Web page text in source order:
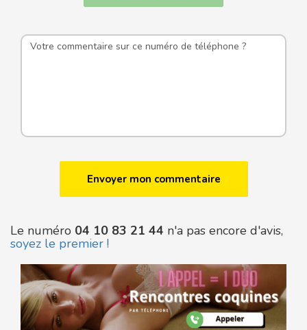
Le numéro 04 10 83 21 44 n'a pas encore d'avis,
soyez le premier !